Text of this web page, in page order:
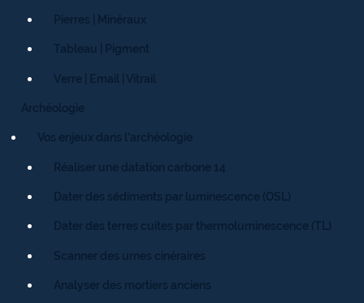
Pierres | Minéraux
Tableau | Pigment
Verre | Email | Vitrail
Archéologie
Vos enjeux dans l’archéologie
Réaliser une datation carbone 14
Dater des sédiments par luminescence (OSL)
Dater des terres cuites par thermoluminescence (TL)
Scanner des urnes cinéraires
Analyser des mortiers anciens